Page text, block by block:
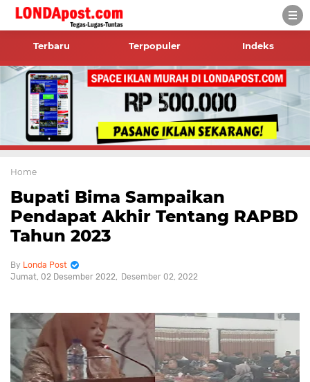
Terbaru Terpopuler Indeks
Home
Bupati Bima Sampaikan
Pendapat Akhir Tentang RAPBD
Tahun 2023
Londa Post
Jumat, 02 Desember 2022
Desember 02, 2022